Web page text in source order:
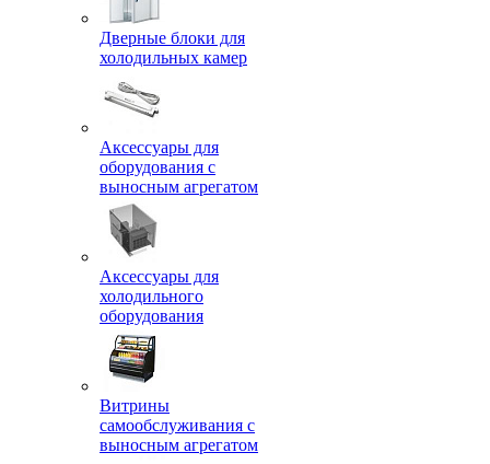
Дверные блоки для
холодильных камер
Аксессуары для
оборудования с
выносным агрегатом
Аксессуары для
холодильного
оборудования
Витрины
самообслуживания с
выносным агрегатом